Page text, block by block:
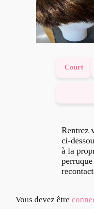
Court
Rentrez
ci-
à la
Vous devez être